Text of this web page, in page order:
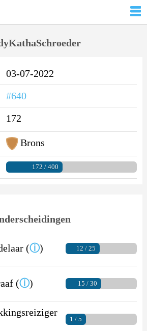
03-07-2022
#640
172
Brons
172 / 400
(ⓘ) 12 / 25
(ⓘ) 15 / 30
1 / 5